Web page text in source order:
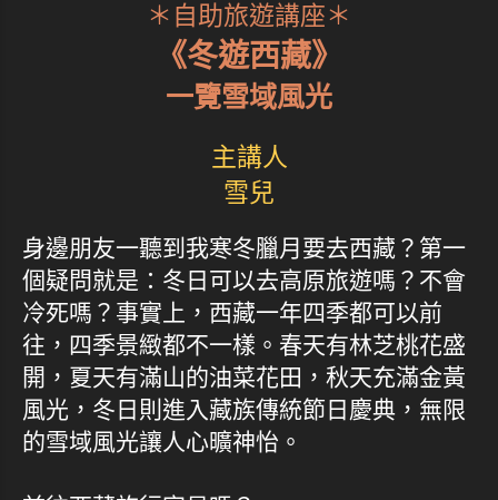
＊自助旅遊講座＊
《冬遊西藏》
一覽雪域風光
主講人
雪兒
身邊朋友一聽到我寒冬臘月要去西藏？第一
個疑問就是：冬日可以去高原旅遊嗎？不會
冷死嗎？事實上，西藏一年四季都可以前
往，四季景緻都不一樣。春天有林芝桃花盛
開，夏天有滿山的油菜花田，秋天充滿金黃
風光，冬日則進入藏族傳統節日慶典，無限
的雪域風光讓人心曠神怡。